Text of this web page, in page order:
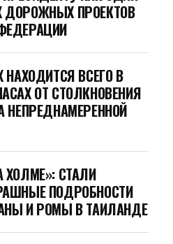
ПРОЕКТОВ
НАХОДИТСЯ ВСЕГО В
ОТ СТОЛКНОВЕНИЯ
НЕПРЕДНАМЕРЕННОЙ
ХОЛМЕ»: СТАЛИ
ПОДРОБНОСТИ
И РОМЫ В ТАИЛАНДЕ